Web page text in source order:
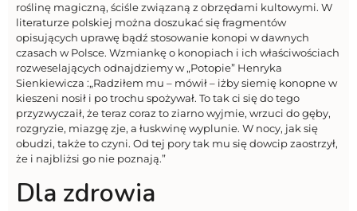
roślinę magiczną, ściśle związaną z obrzędami kultowymi. W
literaturze polskiej można doszukać się fragmentów
opisujących uprawę bądź stosowanie konopi w dawnych
czasach w Polsce. Wzmiankę o konopiach i ich właściwościach
rozweselających odnajdziemy w „Potopie” Henryka
Sienkiewicza :„Radziłem mu – mówił – iżby siemię konopne w
kieszeni nosił i po trochu spożywał. To tak ci się do tego
przyzwyczaił, że teraz coraz to ziarno wyjmie, wrzuci do gęby,
rozgryzie, miazgę zje, a łuskwinę wyplunie. W nocy, jak się
obudzi, także to czyni. Od tej pory tak mu się dowcip zaostrzył,
że i najbliżsi go nie poznają.”
Dla zdrowia